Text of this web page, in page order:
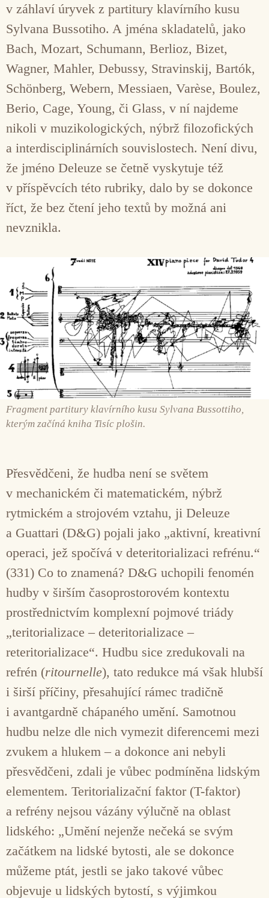
v záhlaví úryvek z partitury klavírního kusu
Sylvana Bussotiho. A jména skladatelů, jako
Bach, Mozart, Schumann, Berlioz, Bizet,
Wagner, Mahler, Debussy, Stravinskij, Bartók,
Schönberg, Webern, Messiaen, Varèse, Boulez,
Berio, Cage, Young, či Glass, v ní najdeme
nikoli v muzikologických, nýbrž filozofických
a interdisciplinárních souvislostech. Není divu,
že jméno Deleuze se četně vyskytuje též
v příspěvcích této rubriky, dalo by se dokonce
říct, že bez čtení jeho textů by možná ani
nevznikla.
Fragment partitury klavírního kusu Sylvana Bussottiho,
kterým začíná kniha Tisíc plošin.
Přesvědčeni, že hudba není se světem
v mechanickém či matematickém, nýbrž
rytmickém a strojovém vztahu, ji Deleuze
a Guattari (D&G) pojali jako „aktivní, kreativní
operaci, jež spočívá v deteritorializaci refrénu.“
(331) Co to znamená? D&G uchopili fenomén
hudby v širším časoprostorovém kontextu
prostřednictvím komplexní pojmové triády
„teritorializace – deteritorializace –
reteritorializace“. Hudbu sice zredukovali na
refrén (ritournelle), tato redukce má však hlubší
i širší příčiny, přesahující rámec tradičně
i avantgardně chápaného umění. Samotnou
hudbu nelze dle nich vymezit diferencemi mezi
zvukem a hlukem – a dokonce ani nebyli
přesvědčeni, zdali je vůbec podmíněna lidským
elementem. Teritorializační faktor (T-faktor)
a refrény nejsou vázány výlučně na oblast
lidského: „Umění nejenže nečeká se svým
začátkem na lidské bytosti, ale se dokonce
můžeme ptát, jestli se jako takové vůbec
objevuje u lidských bytostí, s výjimkou